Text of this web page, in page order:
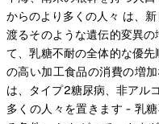
からのより多くの人々 は、
渡るそのような遺伝的変異
て、乳糖不耐の全体的な優
の高い加工食品の消費の増
は、タイプ2糖尿病、非アル
多くの人々を置きます - 乳